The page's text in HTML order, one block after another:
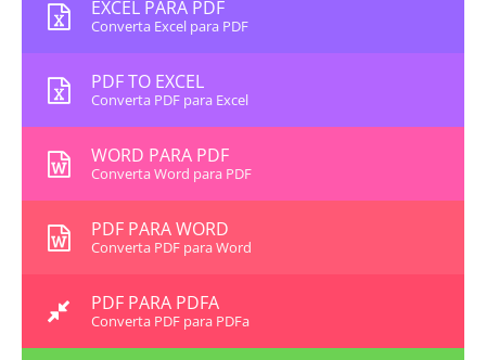
EXCEL PARA PDF
Converta Excel para PDF
PDF TO EXCEL
Converta PDF para Excel
WORD PARA PDF
Converta Word para PDF
PDF PARA WORD
Converta PDF para Word
PDF PARA PDFA
Converta PDF para PDFa